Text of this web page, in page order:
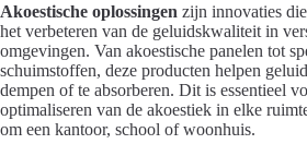
Akoestische oplossingen zijn innovaties
het verbeteren van de geluidskwaliteit in
omgevingen. Van akoestische panelen tot
schuimstoffen, deze producten helpen
dempen of te absorberen. Dit is essentieel
optimaliseren van de akoestiek in elke
om een kantoor, school of woonhuis.